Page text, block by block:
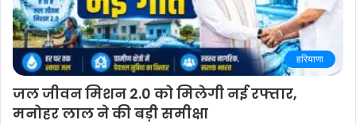
हरियाणा
जल जीवन मिशन 2.0 को मिलेगी नई रफ्तार,
मनोहर लाल ने की बड़ी समीक्षा